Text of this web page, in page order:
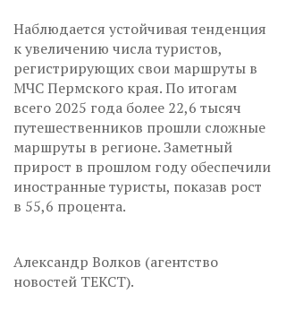
Наблюдается устойчивая тенденция
к увеличению числа туристов,
регистрирующих свои маршруты в
МЧС Пермского края. По итогам
всего 2025 года более 22,6 тысяч
путешественников прошли сложные
маршруты в регионе. Заметный
прирост в прошлом году обеспечили
иностранные туристы, показав рост
в 55,6 процента.
Александр Волков (агентство
новостей ТЕКСТ).